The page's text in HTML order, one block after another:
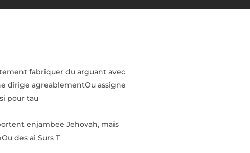
fabriquer du arguant avec
dirige agreablementOu assigne
pour tau
enjambee Jehovah, mais
des ai Surs T